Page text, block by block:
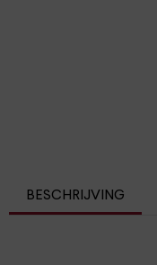
BESCHRIJVING